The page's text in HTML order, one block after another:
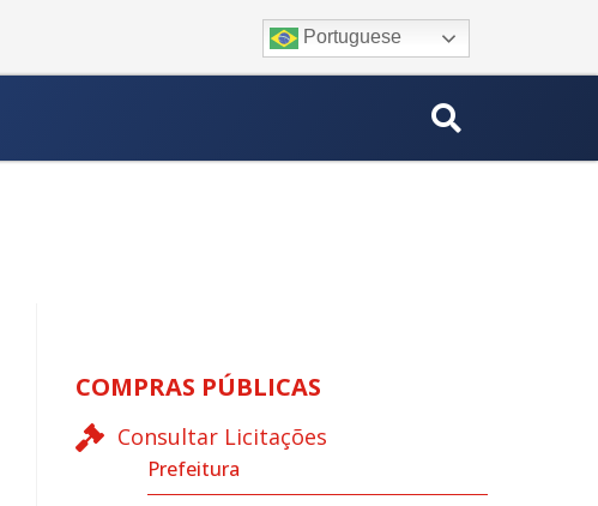
Portuguese
COMPRAS PÚBLICAS
Consultar Licitações
Prefeitura